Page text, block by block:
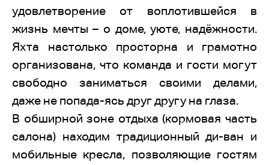
удовлетворение от воплотившейся в
жизнь мечты – о доме, уюте, надёжности.
Яхта настолько просторна и грамотно
организована, что команда и гости могут
свободно заниматься своими делами,
даже не попада-ясь друг другу на глаза.
В обширной зоне отдыха (кормовая часть
салона) находим традиционный ди-ван и
мобильные кресла, позволяющие гостям